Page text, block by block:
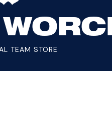
TEAM STORE